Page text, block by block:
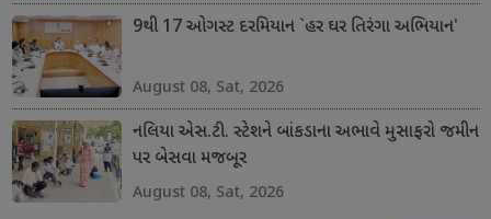
9થી 17 ઓગસ્ટ દરમિયાન `હર ઘર તિરંગા અભિયાન'
August 08, Sat, 2026
નલિયા એસ.ટી. સ્ટેશને બાંકડાના અભાવે મુસાફરો જમીન
પર બેસવા મજબૂર
August 08, Sat, 2026